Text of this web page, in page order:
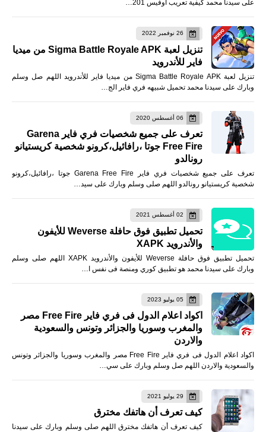
على سيدنا محمد كيفية تعريب أوفيس 201…
26 نوفمبر 2022
تنزيل لعبة Sigma Battle Royale APK من ميديا
فاير للأندرويد
تنزيل لعبة Sigma Battle Royale APK من ميديا فاير للأندرويد اللهم صل وسلم
وبارك على سيدنا محمد تحميل شبيهه فري فاير الج…
06 أغسطس 2020
تعرف على جميع شخصيات فري فاير Garena
Free Fire جوتا ،رافائيل،كرونو شخصية كريستيانو
رونالدو
تعرف على جميع شخصيات فري فاير Garena Free Fire جوتا ،رافائيل،كرونو
شخصية كريستيانو رونالدو اللهم صلى وسلم وبارك على سيد…
02 أغسطس 2021
تحميل تطبيق فوق حافلة Weverse للأيفون
والأندرويد XAPK
تحميل تطبيق فوق حافلة Weverse للأيفون والأندرويد XAPK اللهم صلى وسلم
وبارك على سيدنا محمد هو تطبيق كوري ومنصة فى نفس ا…
05 يوليو 2023
اكواد اعلام الدول فى فري فاير Free Fire مصر
والمغرب وسوريا والجزائر وتونس والسعودية
والاردن
اكواد اعلام الدول فى فري فاير Free Fire مصر والمغرب وسوريا والجزائر وتونس
والسعودية والاردن اللهم صل وسلم وبارك على سي…
29 يوليو 2021
كيف تعرف أن هاتفك مخترق
كيف تعرف أن هاتفك مخترق اللهم صلى وسلم وبارك على سيدنا